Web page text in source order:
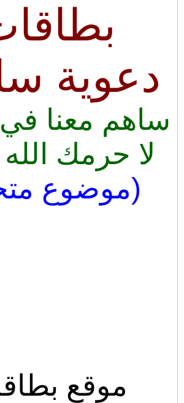
دعوية
ساهم معنا في
لا حرمك الله
(موضوع
موقع